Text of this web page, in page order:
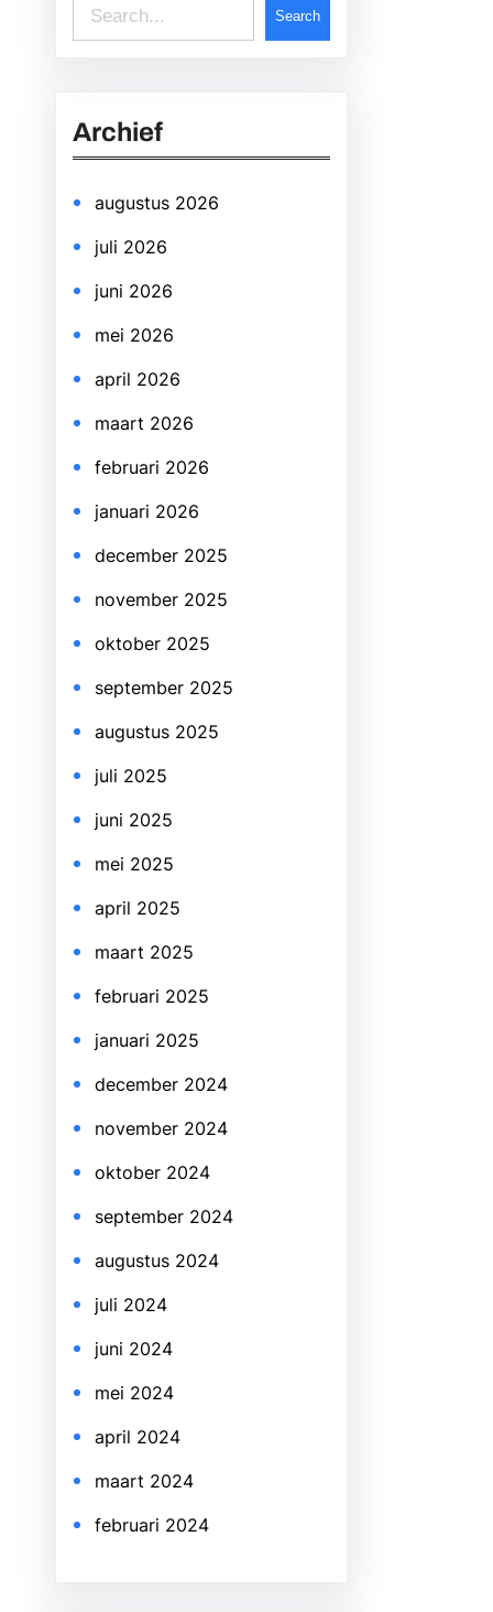
e
c
Search
Archief
augustus 2026
juli 2026
juni 2026
mei 2026
april 2026
maart 2026
februari 2026
januari 2026
december 2025
november 2025
oktober 2025
september 2025
augustus 2025
juli 2025
juni 2025
mei 2025
april 2025
maart 2025
februari 2025
januari 2025
december 2024
november 2024
oktober 2024
september 2024
augustus 2024
juli 2024
juni 2024
mei 2024
april 2024
maart 2024
februari 2024